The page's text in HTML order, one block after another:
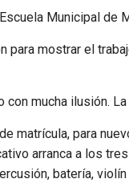
Municipal
mostrar el
mucha ilusión.
matrícula, para
arranca a los
batería,